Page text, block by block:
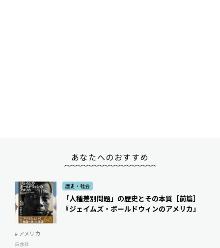
あなたへのおすすめ
歴史・社会
「人種差別問題」の歴史とその本質［前篇］
『ジェイムズ・ボールドウィンのアメリカ』
# アメリカ
白水社